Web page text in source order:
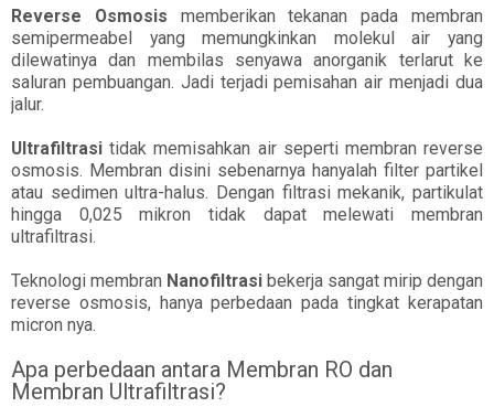
Reverse Osmosis memberikan tekanan pada membran
semipermeabel yang memungkinkan molekul air yang
dilewatinya dan membilas senyawa anorganik terlarut ke
saluran pembuangan. Jadi terjadi pemisahan air menjadi dua
jalur.
Ultrafiltrasi tidak memisahkan air seperti membran reverse
osmosis. Membran disini sebenarnya hanyalah filter partikel
atau sedimen ultra-halus. Dengan filtrasi mekanik, partikulat
hingga 0,025 mikron tidak dapat melewati membran
ultrafiltrasi.
Teknologi membran Nanofiltrasi bekerja sangat mirip dengan
reverse osmosis, hanya perbedaan pada tingkat kerapatan
micron nya.
Apa perbedaan antara Membran RO dan
Membran Ultrafiltrasi?